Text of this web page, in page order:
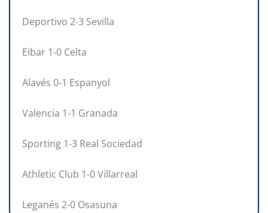
Deportivo 2-3 Sevilla
Eibar 1-0 Celta
Alavés 0-1 Espanyol
Valencia 1-1 Granada
Sporting 1-3 Real Sociedad
Athletic Club 1-0 Villarreal
Leganés 2-0 Osasuna